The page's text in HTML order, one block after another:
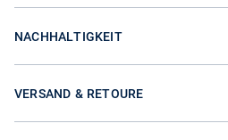
NACHHALTIGKEIT
VERSAND & RETOURE